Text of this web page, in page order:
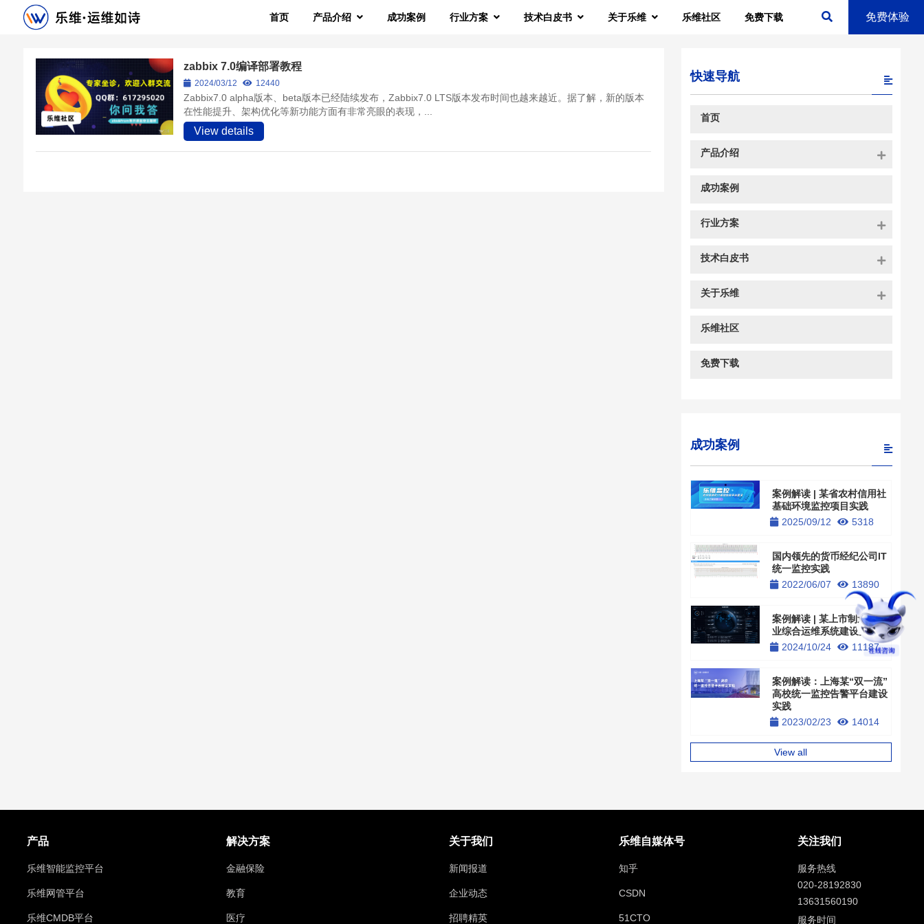
免费体验
首页 产品介绍 成功案例 行业方案 技术白皮书 关于乐维 乐维社区 免费下载
zabbix 7.0编译部署教程
2024/03/12 12440
Zabbix7.0 alpha版本、beta版本已经陆续发布，Zabbix7.0 LTS版本发布时间也越来越近。据了解，新的版本
在性能提升、架构优化等新功能方面有非常亮眼的表现，...
View details
快速导航
首页
产品介绍
成功案例
行业方案
技术白皮书
关于乐维
乐维社区
免费下载
成功案例
案例解读 | 某省农村信用社
基础环境监控项目实践
2025/09/12
5318
国内领先的货币经纪公司IT
统一监控实践
2022/06/07
13890
案例解读 | 某上市制造业企
业综合运维系统建设实践
2024/10/24
11187
案例解读：上海某“双一流”
高校统一监控告警平台建设
实践
2023/02/23
14014
View all
产品
乐维智能监控平台
乐维网管平台
乐维CMDB平台
解决方案
金融保险
教育
医疗
关于我们
新闻报道
企业动态
招聘精英
乐维自媒体号
知乎
CSDN
51CTO
关注我们
服务热线
020-28192830
13631560190
服务时间